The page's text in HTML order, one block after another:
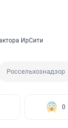
ИрСити
Россельхознадзор
0